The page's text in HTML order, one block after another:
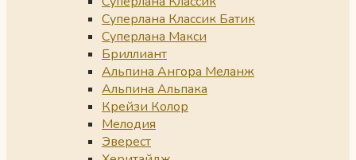
Суперлана Классик Батик
Суперлана Макси
Бриллиант
Альпина Ангора Меланж
Альпина Альпака
Крейзи Колор
Мелодия
Эверест